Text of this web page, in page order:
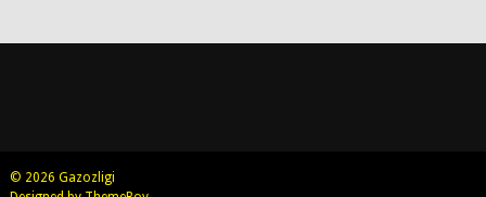
© 2026 Gazozligi